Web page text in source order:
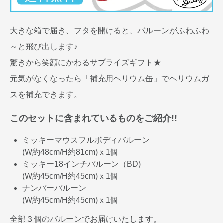
大きな箱で届き、フタを開けると、バルーンがふわふわ
～と飛び出します♪
驚きから笑顔にかわるサプライズギフト★
元気がなくなったら「補充用ヘリウム缶」でヘリウムガ
スを補充できます。
このセットに含まれているものをご紹介!!
ミッキーマウスフルボディバルーン
(W約48cm/H約81cm)ｘ1個
ミッキー18インチバルーン（BD)
(W約45cm/H約45cm)ｘ1個
ナンバーバルーン
(W約45cm/H約45cm)ｘ1個
全部３個のバルーンでお届けいたします。